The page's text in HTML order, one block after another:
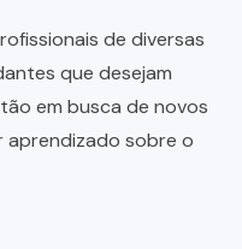
de diversas
que desejam
em busca de novos
aprendizado sobre o